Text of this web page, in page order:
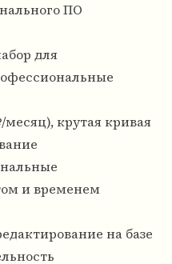
ПО
для
месяц), крутая кривая
и временем
на базе